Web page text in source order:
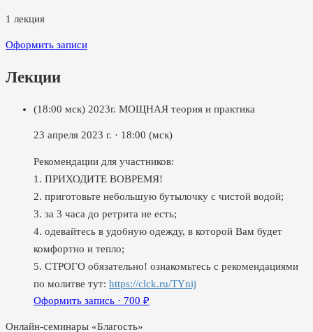
1 лекция
Оформить записи
Лекции
(18:00 мск) 2023г. МОЩНАЯ теория и практика
23 апреля 2023 г. · 18:00 (мск)
Рекомендации для участников:
1. ПРИХОДИТЕ ВОВРЕМЯ!
2. приготовьте небольшую бутылочку с чистой водой;
3. за 3 часа до ретрита не есть;
4. одевайтесь в удобную одежду, в которой Вам будет
комфортно и тепло;
5. СТРОГО обязательно! ознакомьтесь с рекомендациями
по молитве тут: https://clck.ru/TYnij
Оформить запись · 700 ₽
Онлайн-семинары «Благость»